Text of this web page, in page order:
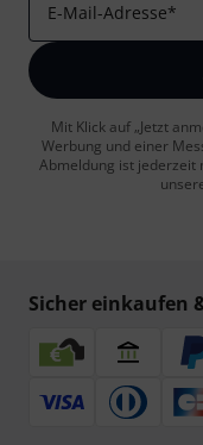
E-Mail-Adresse*
Mit Klick auf „Jetzt
Werbung und einer
Abmeldung ist jederzeit
Sicher einkaufen